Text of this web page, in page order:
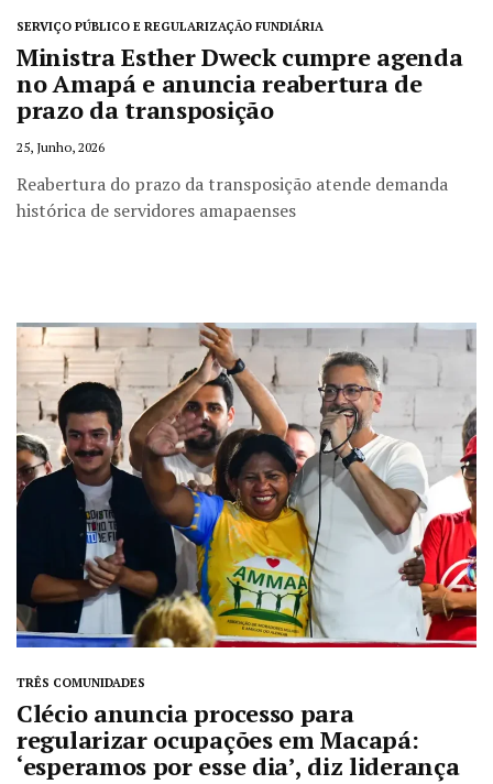
SERVIÇO PÚBLICO E REGULARIZAÇÃO FUNDIÁRIA
Ministra Esther Dweck cumpre agenda
no Amapá e anuncia reabertura de
prazo da transposição
25, Junho, 2026
Reabertura do prazo da transposição atende demanda
histórica de servidores amapaenses
TRÊS COMUNIDADES
Clécio anuncia processo para
regularizar ocupações em Macapá:
‘esperamos por esse dia’, diz liderança